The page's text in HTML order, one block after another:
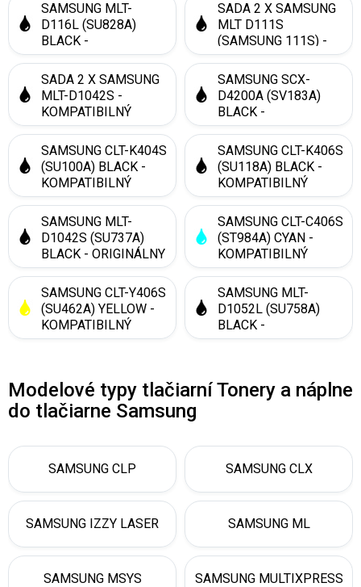
SAMSUNG MLT-
D116L (SU828A)
BLACK -
KOMPATIBILNÝ
SADA 2 X SAMSUNG
MLT D111S
(SAMSUNG 111S) -
KOMPATIBILNÝ
SADA 2 X SAMSUNG
MLT-D1042S -
KOMPATIBILNÝ
SAMSUNG SCX-
D4200A (SV183A)
BLACK -
KOMPATIBILNÝ
SAMSUNG CLT-K404S
(SU100A) BLACK -
KOMPATIBILNÝ
SAMSUNG CLT-K406S
(SU118A) BLACK -
KOMPATIBILNÝ
SAMSUNG MLT-
D1042S (SU737A)
BLACK - ORIGINÁLNY
SAMSUNG CLT-C406S
(ST984A) CYAN -
KOMPATIBILNÝ
SAMSUNG CLT-Y406S
(SU462A) YELLOW -
KOMPATIBILNÝ
SAMSUNG MLT-
D1052L (SU758A)
BLACK -
KOMPATIBILNÝ
Modelové typy tlačiarní Tonery a náplne
do tlačiarne Samsung
SAMSUNG CLP SAMSUNG CLX
SAMSUNG IZZY LASER SAMSUNG ML
SAMSUNG MSYS SAMSUNG MULTIXPRESS